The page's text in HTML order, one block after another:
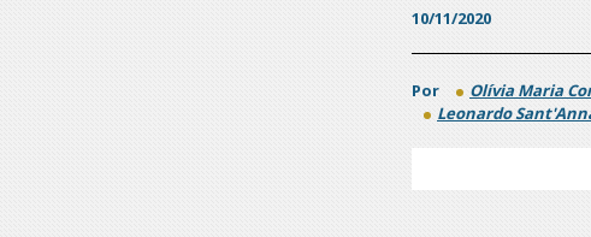
10/11/2020
Por Olívia Maria
Leonardo